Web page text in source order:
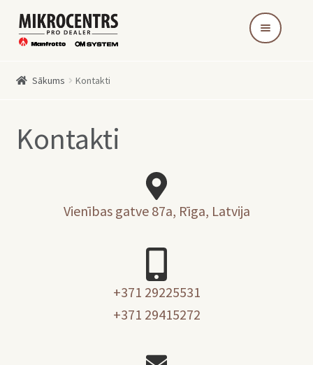
Skip
to
Skip
to
Sākums Kontakti
Kontakti
Vienības gatve 87a, Rīga, Latvija
+371 29225531
+371 29415272